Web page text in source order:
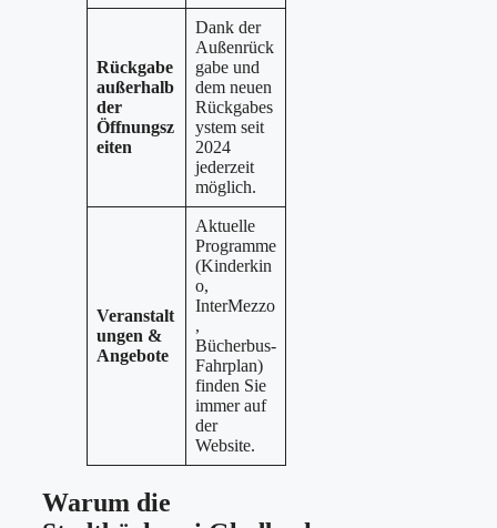
Rückgabe
außerhalb
der
Öffnungsz
eiten
Dank der
Außenrück
gabe und
dem neuen
Rückgabes
ystem seit
2024
jederzeit
möglich.
Veranstalt
ungen &
Angebote
Aktuelle
Programme
(Kinderkin
o,
InterMezzo
,
Bücherbus-
Fahrplan)
finden Sie
immer auf
der
Website.
Warum die